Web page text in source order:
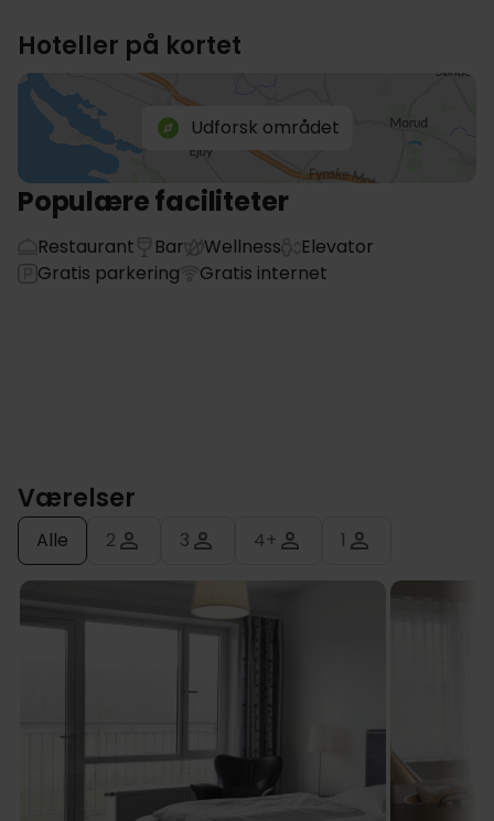
Hoteller på kortet
Udforsk området
Populære faciliteter
Restaurant Bar Wellness
Elevator
Gratis parkering
Gratis internet
Værelser
Alle 2 3 4+ 1